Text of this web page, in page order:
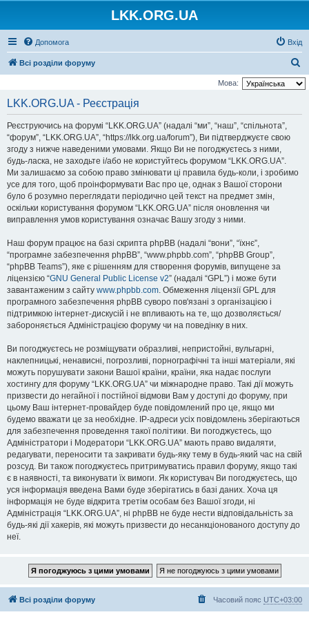
LKK.ORG.UA
Допомога Вхід
Всі розділи форуму
о
Мова:
LKK.ORG.UA - Реєстрація
Реєструючись на форумі “LKK.ORG.UA” (надалі “ми”, “наш”, “спільнота”,
“форум”, “LKK.ORG.UA”, “https://lkk.org.ua/forum”), Ви підтверджуєте свою
згоду з нижче наведеними умовами. Якщо Ви не погоджуєтесь з ними,
будь-ласка, не заходьте і/або не користуйтесь форумом “LKK.ORG.UA”.
Ми залишаємо за собою право змінювати ці правила будь-коли, і зробимо
усе для того, щоб проінформувати Вас про це, однак з Вашої сторони
було б розумно переглядати періодично цей текст на предмет змін,
оскільки користування форумом “LKK.ORG.UA” після оновлення чи
виправлення умов користування означає Вашу згоду з ними.
Наш форум працює на базі скрипта phpBB (надалі “вони”, “їхнє”,
“програмне забезпечення phpBB”, “www.phpbb.com”, “phpBB Group”,
“phpBB Teams”), яке є рішенням для створення форумів, випущене за
ліцензією “GNU General Public License v2” (надалі “GPL”) і може бути
завантаженим з сайту www.phpbb.com. Обмеження ліцензії GPL для
програмного забезпечення phpBB суворо пов'язані з організацією і
підтримкою інтернет-дискусій і не впливають на те, що дозволяється/
забороняється Адміністрацією форуму чи на поведінку в них.
Ви погоджуєтесь не розміщувати образливі, непристойні, вульгарні,
наклепницькі, ненависні, погрозливі, порнографічні та інші матеріали, які
можуть порушувати закони Вашої країни, країни, яка надає послуги
хостингу для форуму “LKK.ORG.UA” чи міжнародне право. Такі дії можуть
призвести до негайної і постійної відмови Вам у доступі до форуму, при
цьому Ваш інтернет-провайдер буде повідомлений про це, якщо ми
будемо вважати це за необхідне. IP-адреси усіх повідомлень зберігаються
для забезпечення проведення такої політики. Ви погоджуєтесь, що
Адміністратори і Модератори “LKK.ORG.UA” мають право видаляти,
редагувати, переносити та закривати будь-яку тему в будь-який час на свій
розсуд. Ви також погоджуєтесь притримуватись правил форуму, якщо такі
є в наявності, та виконувати їх вимоги. Як користувач Ви погоджуєтесь, що
уся інформація введена Вами буде зберігатись в базі даних. Хоча ця
інформація не буде відкрита третім особам без Вашої згоди, ні
Адміністрація “LKK.ORG.UA”, ні phpBB не буде нести відповідальність за
будь-які дії хакерів, які можуть призвести до несанкціонованого доступу до
неї.
Всі розділи форуму Часовий пояс UTC+03:00